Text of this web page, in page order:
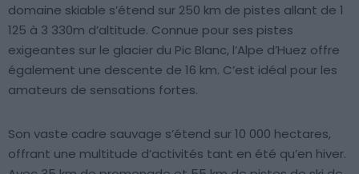
domaine skiable s’étend sur 250 km de pistes allant de 1
125 à 3 330m d’altitude. Connue pour ses pistes
exigeantes sur le glacier du Pic Blanc, l’Alpe d’Huez offre
également une descente de 16 km. C’est idéal pour les
amateurs de sensations fortes.
Son vaste cadre sauvage s’étend sur 10 000 hectares,
offrant une multitude d’activités tant en été qu’en hiver.